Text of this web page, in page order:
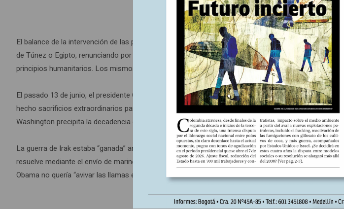
El balance de la intervención de las potencias occidentales es también catastrófico para los
de Túnez o Egipto, renunciando por ejemplo a cobrar sus créditos, dejan de pensar en el gasto en
principios humanitarios. Los mismos que nunca aplican a sus protegidos regionales: ni a Israel, ni a
El pasado 13 de junio, el presidente Obama atribuyó al país que Estados Unidos devastó la
hecho sacrificios extraordinarios para dar a los iraquíes la oportunidad de construir su propio
Washington precipita la decadencia estadounidense, el caos universal.
La guerra de Irak estaba “ganada” antes de que el actual Presidente ingresara a la Casa Blanca,
resuelve mediante el envío de marines. Por lo que el pasado 15 de marzo reclamó el envío de
Obama no quería “avivar las llamas en Medio Oriente”. ¿Sabrá mostrarse tan perspicaz en los